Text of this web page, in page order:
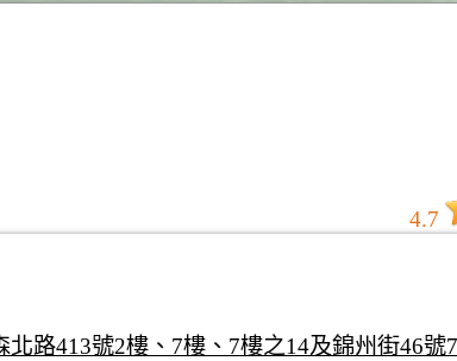
4.7
北路413號2樓、7樓、7樓之14及錦州街46